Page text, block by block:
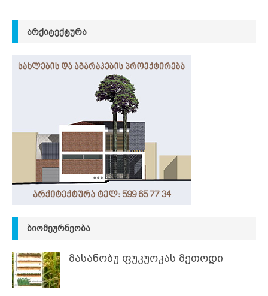
ᲐᲠᲥᲘᲢᲔᲥᲢᲣᲠᲐ
ᲑᲘᲝᲛᲔᲣᲠᲜᲔᲝᲑᲐ
მასანობუ ფუკუოკას მეთოდი